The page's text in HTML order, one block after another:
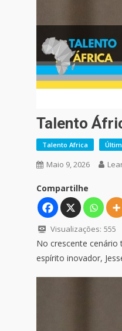
Talento
Talento Africa
Maio 9, 2026
Compartilhe
Visualizações: 555
No crescente
espírito inovador,